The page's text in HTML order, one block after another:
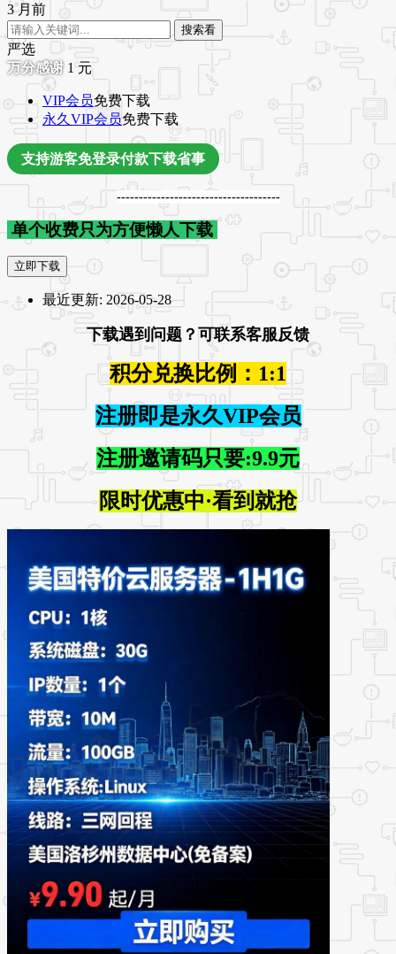
3 月前
搜索看
严选
1 元
VIP会员免费下载
永久VIP会员免费下载
支持游客免登录付款下载省事
-------------------------------------
单个收费只为方便懒人下载
立即下载
最近更新: 2026-05-28
下载遇到问题？可联系客服反馈
积分兑换比例：1:1
注册即是永久VIP会员
注册邀请码只要:9.9元
限时优惠中·看到就抢